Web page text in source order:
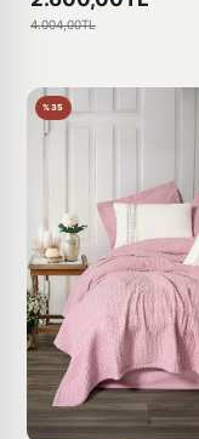
4.004,00TL
%35